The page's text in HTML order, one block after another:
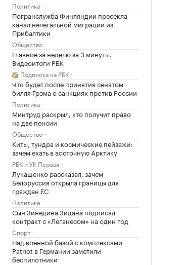
Политика
Погранслужба Финляндии пресекла
канал нелегальной миграции из
Прибалтики
Общество
Главное за неделю за 3 минуты.
Видеоитоги РБК
Подписка на РБК
Что будет после принятия сенатом
билля Грэма о санкциях против России
Политика
Минтруд раскрыл, кто получит право
на две пенсии
Общество
Киты, тундра и космические пейзажи:
зачем ехать в восточную Арктику
РБК и УК Первая
Лукашенко рассказал, зачем
Белоруссия открыла границы для
граждан ЕС
Политика
Сын Зинедина Зидана подписал
контракт с «Леганесом» на один год
Спорт
Над военной базой с комплексами
Patriot в Германии заметили
беспилотники